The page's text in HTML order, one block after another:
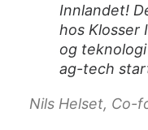
Innlandet!
hos Klosser
og
ag-tech
Nils Helset, Co-